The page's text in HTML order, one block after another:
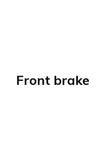
Front brake